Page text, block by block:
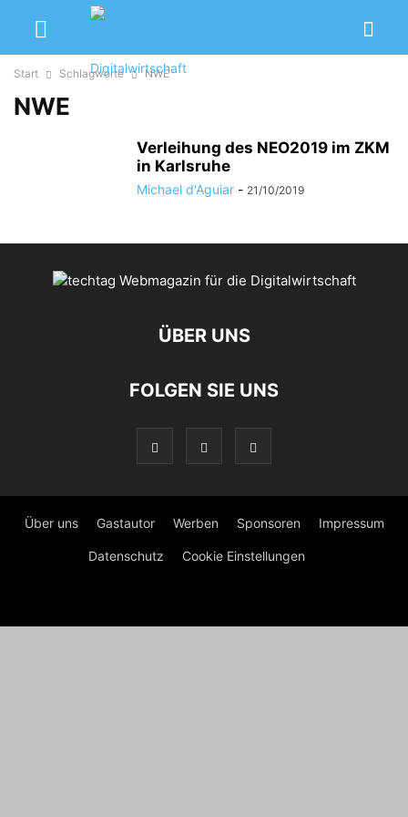
Start Schlagworte NWE
NWE
Verleihung des NEO2019 im ZKM
in Karlsruhe
Michael d'Aguiar - 21/10/2019
ÜBER UNS
FOLGEN SIE UNS
Über uns Gastautor Werben Sponsoren Impressum
Datenschutz Cookie Einstellungen